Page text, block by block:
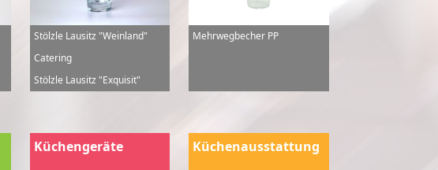
Stölzle Lausitz "Weinland"
Catering
Stölzle Lausitz "Exquisit"
Mehrwegbecher PP
Küchengeräte Küchenausstattung